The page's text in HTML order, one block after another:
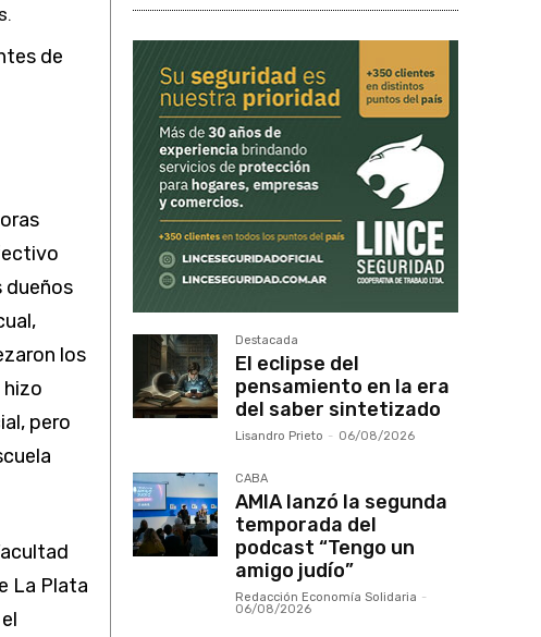
de
dueños
los
hizo
pero
La Plata
Destacada
El eclipse del
pensamiento en la era
del saber sintetizado
Lisandro Prieto - 06/08/2026
CABA
AMIA lanzó la segunda
temporada del
podcast “Tengo un
amigo judío”
Redacción Economía Solidaria -
06/08/2026